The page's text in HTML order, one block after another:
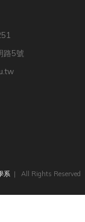
路5號
系 | All Rights Reserved